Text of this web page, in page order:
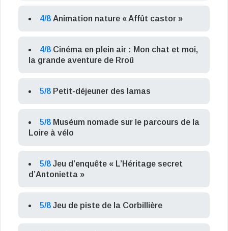
4/8 Animation nature « Affût castor »
4/8 Cinéma en plein air : Mon chat et moi,
la grande aventure de Rroû
5/8 Petit-déjeuner des lamas
5/8 Muséum nomade sur le parcours de la
Loire à vélo
5/8 Jeu d’enquête « L’Héritage secret
d’Antonietta »
5/8 Jeu de piste de la Corbillière